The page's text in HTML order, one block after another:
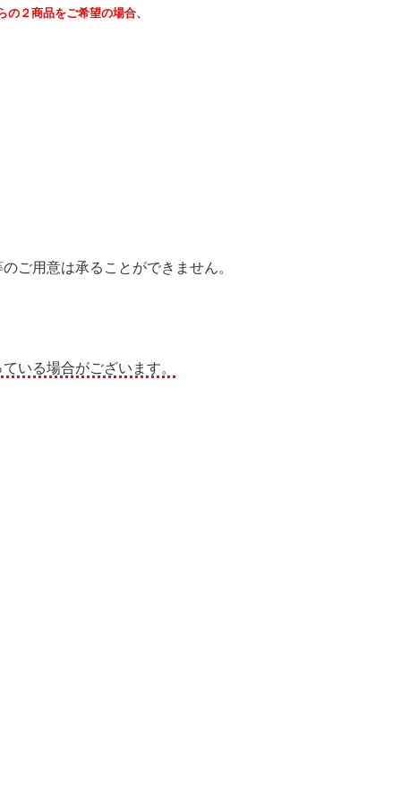
２商品をご希望の場合、
ご用意は承ることができません。
いる場合がございます。